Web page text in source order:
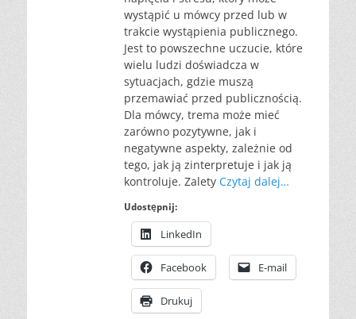
wystąpić u mówcy przed lub w
trakcie wystąpienia publicznego.
Jest to powszechne uczucie, które
wielu ludzi doświadcza w
sytuacjach, gdzie muszą
przemawiać przed publicznością.
Dla mówcy, trema może mieć
zarówno pozytywne, jak i
negatywne aspekty, zależnie od
tego, jak ją zinterpretuje i jak ją
kontroluje. Zalety Czytaj dalej…
Udostępnij:
LinkedIn
Facebook E-mail
Drukuj